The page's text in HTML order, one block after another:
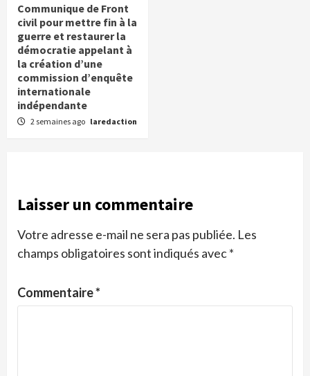
Communique de Front
civil pour mettre fin à la
guerre et restaurer la
démocratie appelant à
la création d’une
commission d’enquête
internationale
indépendante
2 semaines ago laredaction
Laisser un commentaire
Votre adresse e-mail ne sera pas publiée. Les
champs obligatoires sont indiqués avec*
Commentaire*